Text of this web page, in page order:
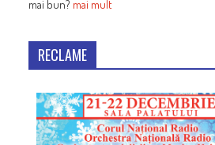
mai bun? mai mult
RECLAME